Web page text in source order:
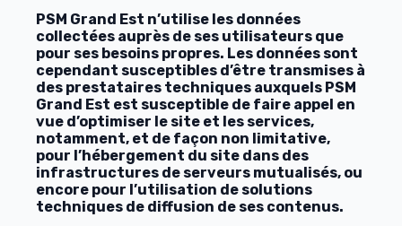
PSM Grand Est n’utilise les données
collectées auprès de ses utilisateurs que
pour ses besoins propres. Les données sont
cependant susceptibles d’être transmises à
des prestataires techniques auxquels PSM
Grand Est est susceptible de faire appel en
vue d’optimiser le site et les services,
notamment, et de façon non limitative,
pour l’hébergement du site dans des
infrastructures de serveurs mutualisés, ou
encore pour l’utilisation de solutions
techniques de diffusion de ses contenus.